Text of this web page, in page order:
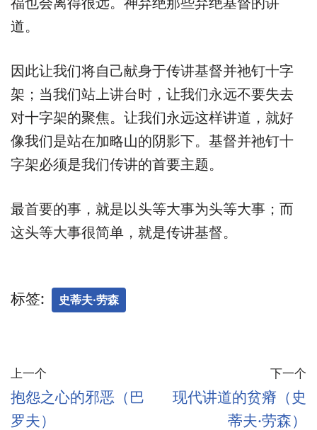
道。
因此让我们将自己献身于传讲基督并祂钉十字
架；当我们站上讲台时，让我们永远不要失去
对十字架的聚焦。让我们永远这样讲道，就好
像我们是站在加略山的阴影下。基督并祂钉十
字架必须是我们传讲的首要主题。
最首要的事，就是以头等大事为头等大事；而
这头等大事很简单，就是传讲基督。
标签: 史蒂夫·劳森
上一个
抱怨之心的邪恶（巴
罗夫）
下一个
现代讲道的贫瘠（史
蒂夫·劳森）